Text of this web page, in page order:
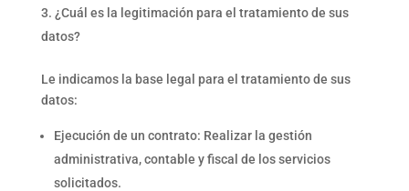
¿Cuál es la legitimación para el tratamiento de sus
datos?
Le indicamos la base legal para el tratamiento de sus
datos:
Ejecución de un contrato: Realizar la gestión
administrativa, contable y fiscal de los servicios
solicitados.